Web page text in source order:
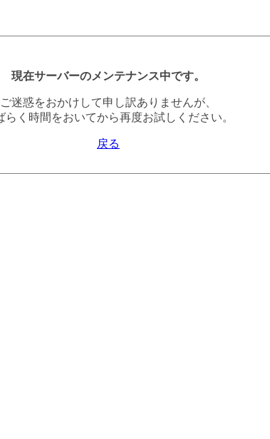
現在サーバーのメンテナンス中です。
ご迷惑をおかけして申し訳ありませんが、
らく時間をおいてから再度お試しください。
戻る